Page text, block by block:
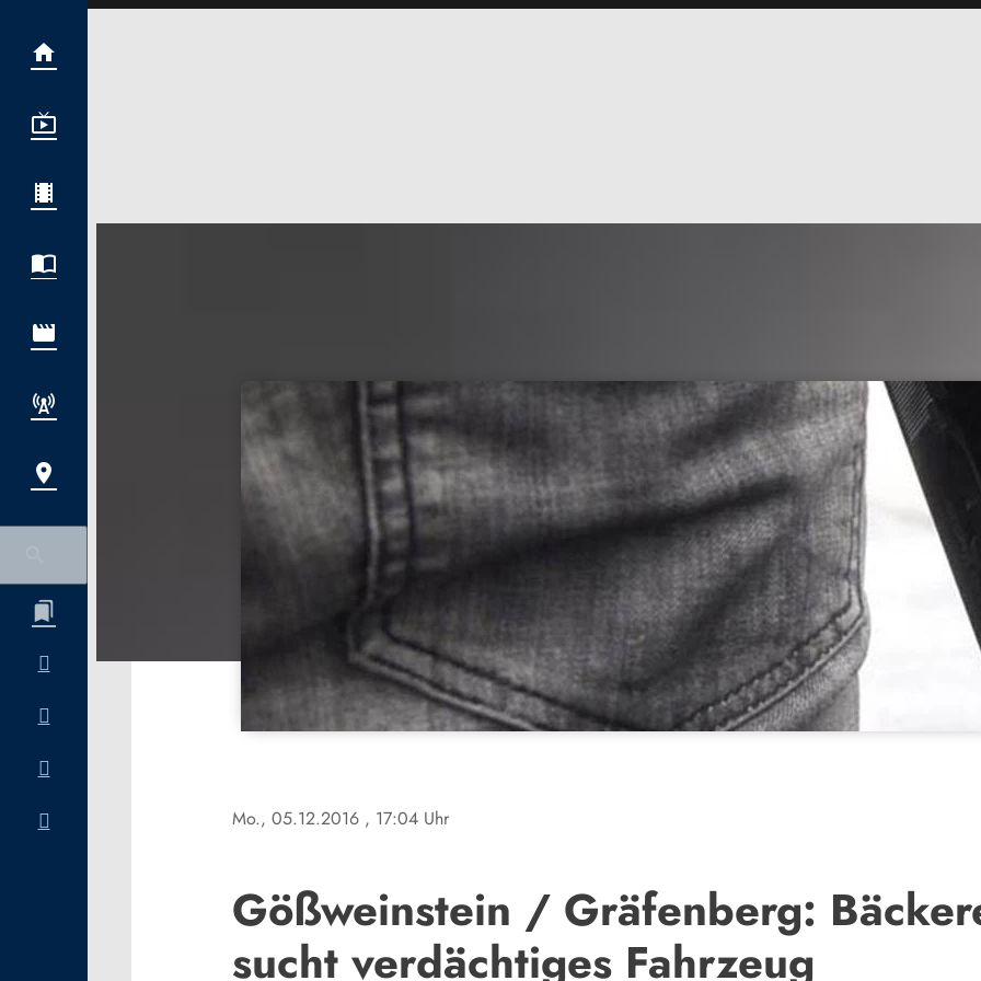
Mo., 05.12.2016 , 17:04 Uhr
Gößweinstein / Gräfenberg:
sucht verdächtiges Fahrzeug